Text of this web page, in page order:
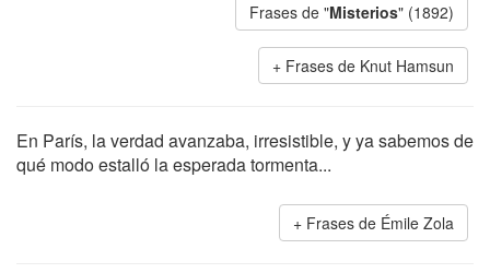
Frases de "Misterios" (1892)
Frases de Knut Hamsun
En París, la verdad avanzaba, irresistible, y ya sabemos de
qué modo estalló la esperada tormenta...
Frases de Émile Zola